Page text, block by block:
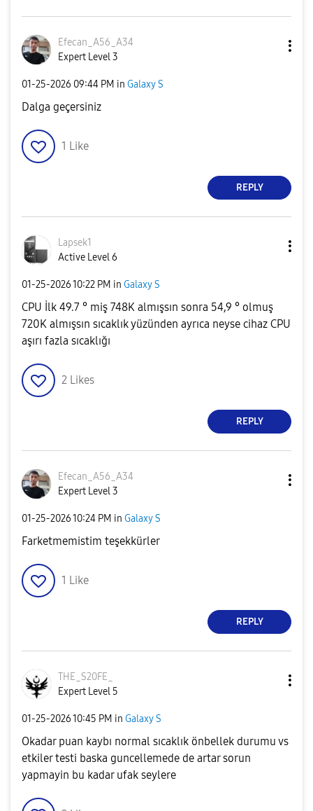
Efecan_A56_A34
Expert Level 3
‎01-25-2026 09:44 PM in Galaxy S
Dalga geçersiniz
1 Like
REPLY
Lapsek1
Active Level 6
‎01-25-202610:22 PM in Galaxy S
CPU İlk 49.7 ° miş 748K almışsın sonra 54,9 ° olmuş
720K almışsın sıcaklık yüzünden ayrıca neyse cihaz CPU
aşırı fazla sıcaklığı
2 Likes
REPLY
Efecan_A56_A34
Expert Level 3
‎01-25-202610:24 PM in Galaxy S
Farketmemistim teşekkürler
1 Like
REPLY
THE_S20FE_
Expert Level 5
‎01-25-202610:45 PM in Galaxy S
Okadar puan kaybı normal sıcaklık önbellek durumu vs
etkiler testi baska guncellemede de artar sorun
yapmayin bu kadar ufak seylere